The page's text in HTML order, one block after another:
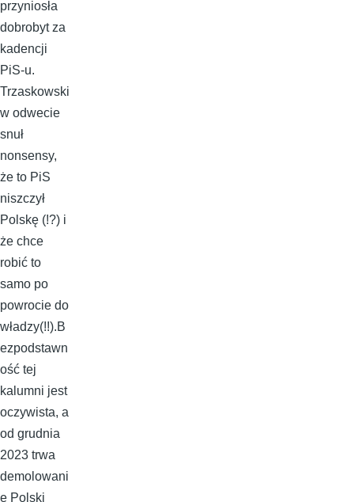
przyniosła
dobrobyt za
kadencji
PiS-u.
Trzaskowski
w odwecie
snuł
nonsensy,
że to PiS
niszczył
Polskę (!?) i
że chce
robić to
samo po
powrocie do
władzy(!!).B
ezpodstawn
ość tej
kalumni jest
oczywista, a
od grudnia
2023 trwa
demolowani
e Polski